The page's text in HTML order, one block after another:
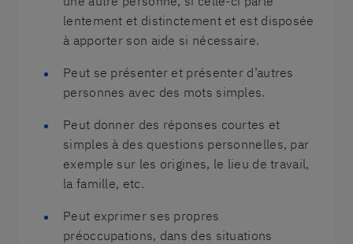
lentement et distinctement et est disposée
à apporter son aide si nécessaire.
Peut se présenter et présenter d’autres
personnes avec des mots simples.
Peut donner des réponses courtes et
simples à des questions personnelles, par
exemple sur les origines, le lieu de travail,
la famille, etc.
Peut exprimer ses propres
préoccupations, dans des situations